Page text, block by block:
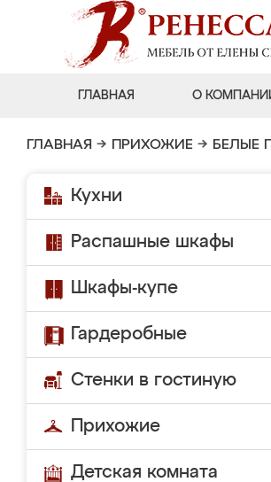
ГЛАВНАЯ О
ГЛАВНАЯ → ПРИХОЖИЕ → БЕЛЫЕ
Кухни
Распашные шкафы
Шкафы-купе
Гардеробные
Стенки в гостиную
Прихожие
Детская комната